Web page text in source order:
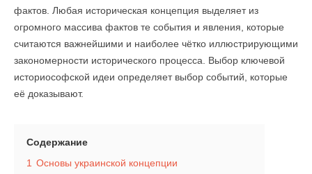
фактов. Любая историческая концепция выделяет из
огромного массива фактов те события и явления, которые
считаются важнейшими и наиболее чётко иллюстрирующими
закономерности исторического процесса. Выбор ключевой
историософской идеи определяет выбор событий, которые
её доказывают.
Содержание
1 Основы украинской концепции